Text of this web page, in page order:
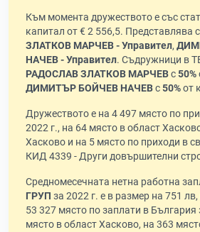
Към момента дружеството е със
капитал от € 2 556,5. Представлява
ЗЛАТКОВ МАРЧЕВ - Управител,
НАЧЕВ - Управител. Съдружници в
РАДОСЛАВ ЗЛАТКОВ МАРЧЕВс50%
ДИМИТЪР БОЙЧЕВ НАЧЕВс50%от
Дружеството е на 4 497 място по
2022 г., на 64 място в област
Хасково и на 5 място по приходи в
КИД 4339 - Други довършителни
Средномесечната нетна работна
ГРУП за 2022 г. е в размер на 751
53 327 място по заплати в България
място в област Хасково, на 363